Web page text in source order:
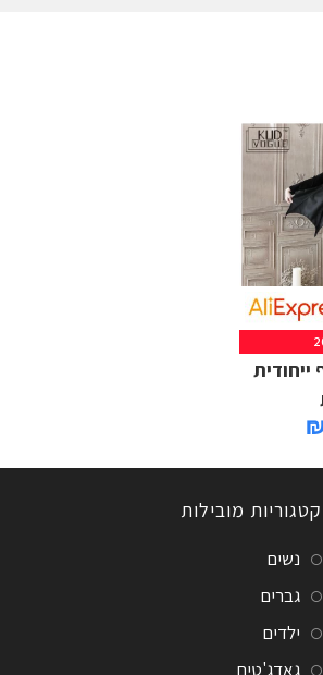
קטגוריות מובילות
נשים
גברים
ילדים
גאדג'טים